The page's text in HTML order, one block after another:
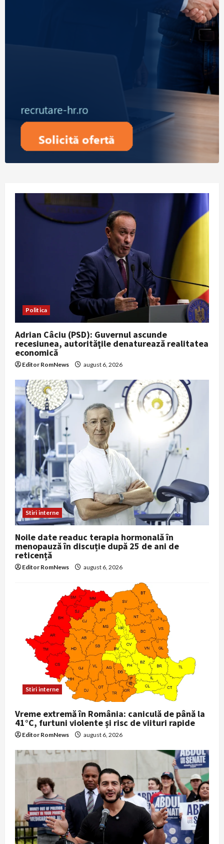
Politica
Adrian Câciu (PSD): Guvernul ascunde
recesiunea, autorităţile denaturează realitatea
economică
Editor RomNews august 6, 2026
Stiri interne
Noile date readuc terapia hormonală în
menopauză în discuție după 25 de ani de
reticență
Editor RomNews august 6, 2026
Stiri interne
Vreme extremă în România: caniculă de până la
41°C, furtuni violente și risc de viituri rapide
Editor RomNews august 6, 2026